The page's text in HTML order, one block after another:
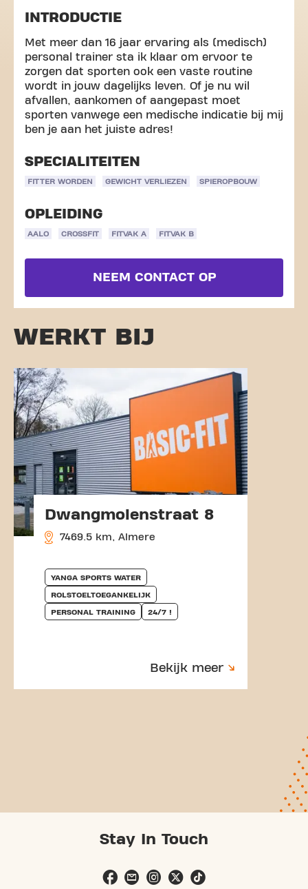
INTRODUCTIE
Met meer dan 16 jaar ervaring als (medisch)
personal trainer sta ik klaar om ervoor te
zorgen dat sporten ook een vaste routine
wordt in jouw dagelijks leven. Of je nu wil
afvallen, aankomen of aangepast moet
sporten vanwege een medische indicatie bij mij
ben je aan het juiste adres!
SPECIALITEITEN
FITTER WORDEN GEWICHT VERLIEZEN SPIEROPBOUW
OPLEIDING
AALO CROSSFIT FITVAK A FITVAK B
NEEM CONTACT OP
WERKT BIJ
Dwangmolenstraat 8
7469.5 km, Almere
YANGA SPORTS WATER
ROLSTOELTOEGANKELIJK
PERSONAL TRAINING 24/7 !
Bekijk meer
Stay In Touch